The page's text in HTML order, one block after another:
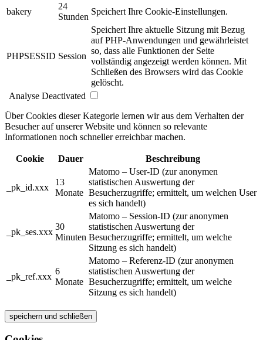
bakery
24
Stunden
Speichert Ihre Cookie-Einstellungen.
PHPSESSID Session
Speichert Ihre aktuelle Sitzung mit Bezug
auf PHP-Anwendungen und gewährleistet
so, dass alle Funktionen der Seite
vollständig angezeigt werden können. Mit
Schließen des Browsers wird das Cookie
gelöscht.
Analyse Deactivated
Über Cookies dieser Kategorie lernen wir aus dem Verhalten der
Besucher auf unserer Website und können so relevante
Informationen noch schneller erreichbar machen.
Cookie Dauer Beschreibung
_pk_id.xxx
13
Monate
Matomo – User-ID (zur anonymen
statistischen Auswertung der
Besucherzugriffe; ermittelt, um welchen User
es sich handelt)
_pk_ses.xxx
30
Minuten
Matomo – Session-ID (zur anonymen
statistischen Auswertung der
Besucherzugriffe; ermittelt, um welche
Sitzung es sich handelt)
_pk_ref.xxx
6
Monate
Matomo – Referenz-ID (zur anonymen
statistischen Auswertung der
Besucherzugriffe; ermittelt, um welche
Sitzung es sich handelt)
speichern und schließen